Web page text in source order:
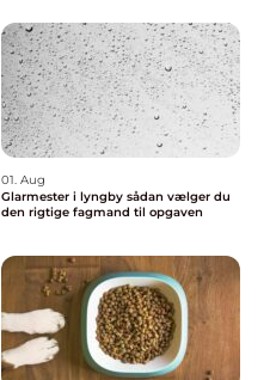
01. Aug
Glarmester i lyngby sådan vælger du
den rigtige fagmand til opgaven